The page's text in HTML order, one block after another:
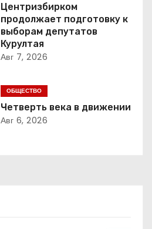
Центризбирком
продолжает подготовку к
выборам депутатов
Курултая
Авг 7, 2026
ОБЩЕСТВО
Четверть века в движении
Авг 6, 2026